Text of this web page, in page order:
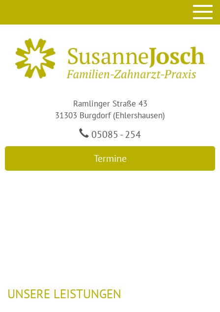
Ramlinger Straße 43
31303 Burgdorf (Ehlershausen)
05085 - 254
Termine
UNSERE LEISTUNGEN